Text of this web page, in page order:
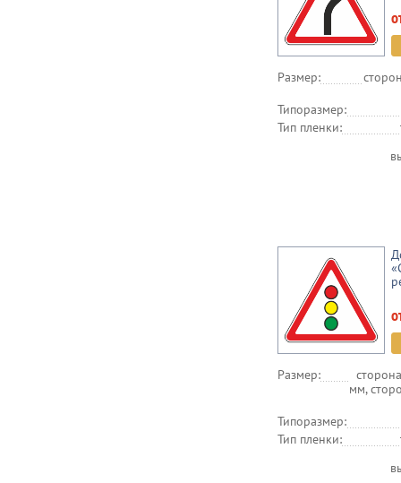
Размер:
Типоразмер:
Тип пленки:
Размер:
мм,
Типоразмер:
Тип пленки: